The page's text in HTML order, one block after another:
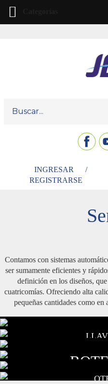
INGRESAR
/
REGISTRARSE
Contamos con sistemas
ser sumamente eficientes y
definición en los diseños,
cuatricomías. Ofreciendo alta
pequeñas cantidades como